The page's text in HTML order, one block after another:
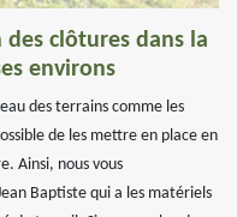
clôtures dans la
environs
des terrains comme les
de les mettre en place en
Ainsi, nous vous
Baptiste qui a les matériels